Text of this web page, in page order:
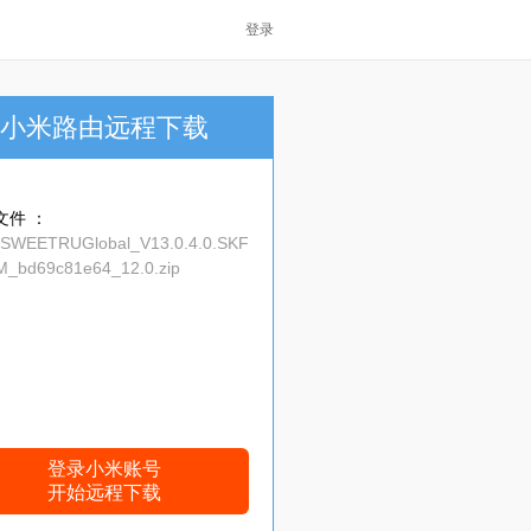
登录
小米路由远程下载
件 ：
登录小米账号
开始远程下载